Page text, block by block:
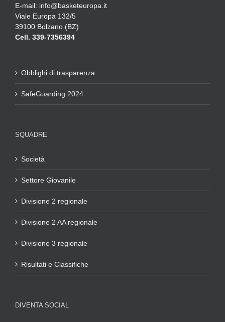
E-mail: info@basketeuropa.it
Viale Europa 132/5
39100 Bolzano (BZ)
Cell. 339-7356394
Obblighi di trasparenza
SafeGuarding 2024
SQUADRE
Società
Settore Giovanile
Divisione 2 regionale
Divisione 2 AA regionale
Divisione 3 regionale
Risultati e Classifiche
DIVENTA SOCIAL